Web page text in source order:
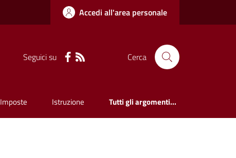
Accedi all'area personale
Seguici su Cerca
Imposte Istruzione Tutti gli argomenti...